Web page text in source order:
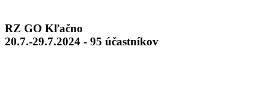
RZ GO Kľačno
20.7.-29.7.2024 - 95 účastníkov